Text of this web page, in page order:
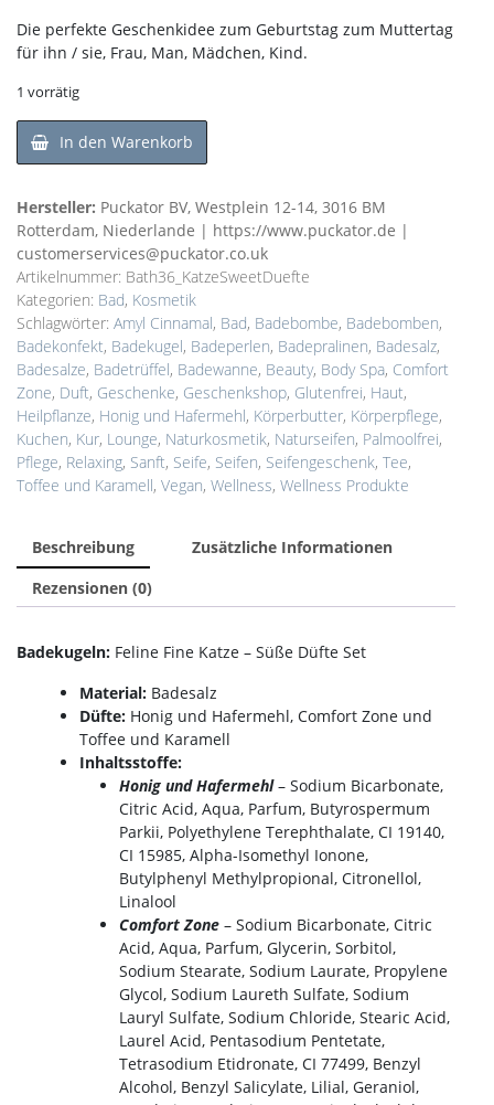
Die perfekte Geschenkidee zum Geburtstag zum Muttertag
für ihn / sie, Frau, Man, Mädchen, Kind.
1 vorrätig
In den Warenkorb
Hersteller: Puckator BV, Westplein 12-14, 3016 BM
Rotterdam, Niederlande | https://www.puckator.de |
customerservices@puckator.co.uk
Artikelnummer: Bath36_KatzeSweetDuefte
Kategorien: Bad, Kosmetik
Schlagwörter: Amyl Cinnamal, Bad, Badebombe, Badebomben,
Badekonfekt, Badekugel, Badeperlen, Badepralinen, Badesalz,
Badesalze, Badetrüffel, Badewanne, Beauty, Body Spa, Comfort
Zone, Duft, Geschenke, Geschenkshop, Glutenfrei, Haut,
Heilpflanze, Honig und Hafermehl, Körperbutter, Körperpflege,
Kuchen, Kur, Lounge, Naturkosmetik, Naturseifen, Palmoolfrei,
Pflege, Relaxing, Sanft, Seife, Seifen, Seifengeschenk, Tee,
Toffee und Karamell, Vegan, Wellness, Wellness Produkte
Beschreibung
Zusätzliche Informationen
Rezensionen (0)
Badekugeln: Feline Fine Katze – Süße Düfte Set
Material: Badesalz
Düfte: Honig und Hafermehl, Comfort Zone und
Toffee und Karamell
Inhaltsstoffe:
Honig und Hafermehl– Sodium Bicarbonate,
Citric Acid, Aqua, Parfum, Butyrospermum
Parkii, Polyethylene Terephthalate, CI 19140,
CI 15985, Alpha-Isomethyl Ionone,
Butylphenyl Methylpropional, Citronellol,
Linalool
Comfort Zone – Sodium Bicarbonate, Citric
Acid, Aqua, Parfum, Glycerin, Sorbitol,
Sodium Stearate, Sodium Laurate, Propylene
Glycol, Sodium Laureth Sulfate, Sodium
Lauryl Sulfate, Sodium Chloride, Stearic Acid,
Laurel Acid, Pentasodium Pentetate,
Tetrasodium Etidronate, CI 77499, Benzyl
Alcohol, Benzyl Salicylate, Lilial, Geraniol,